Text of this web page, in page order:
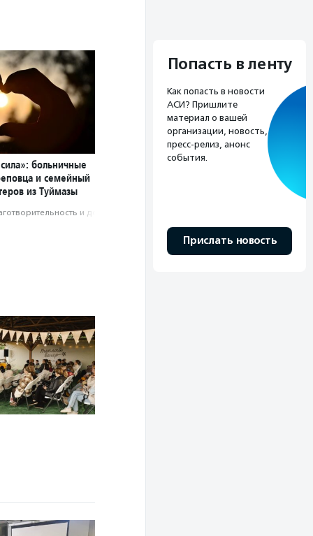
больничные
и семейный
из Туймазы
и доброволь­чест­во
Попасть в ленту
Как попасть в новости
АСИ? Пришлите
материал о вашей
организации, новость,
пресс-релиз, анонс
события.
Прислать новость